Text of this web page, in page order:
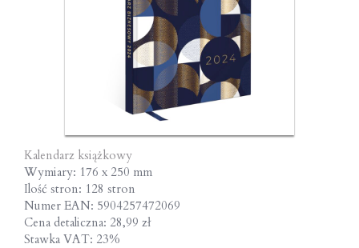
Kalendarz książkowy
Wymiary: 176 x 250 mm
Ilość stron: 128 stron
Numer EAN: 5904257472069
Cena detaliczna: 28,99 zł
Stawka VAT: 23%